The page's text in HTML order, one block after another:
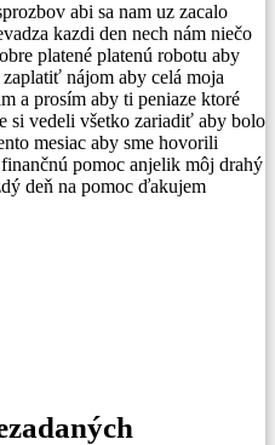
abi sa nam uz zacalo
kazdi den nech nám niečo
platené platenú robotu aby
nájom aby celá moja
a prosím aby ti peniaze ktoré
si vedeli všetko zariadiť aby bolo
mesiac aby sme hovorili
pomoc anjelik môj drahý
deň na pomoc ďakujem